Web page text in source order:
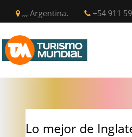
,,, Argentina. +54 911
Lo mejor de